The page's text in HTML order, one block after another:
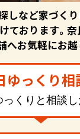
しなど家づく
ております。奈
へお気軽にお越
ゆっくり相
っくりと相談